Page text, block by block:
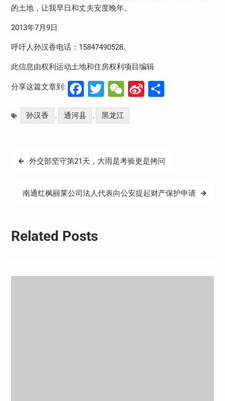
的土地，让我早日和丈夫安度晚年。
2013年7月9日
呼吁人孙汉香电话： 15847490528。
此信息由权利运动土地和住房权利项目编辑
分享这篇文章到: Facebook
Twitter
WeChat
Sina分
孙汉香 , 通河县 , 黑龙江
文
外交部坚守第21天，大雨是考验更是拷问
南通红枫丽莱公司法人代表向公安提起财产保护申请
Related Posts